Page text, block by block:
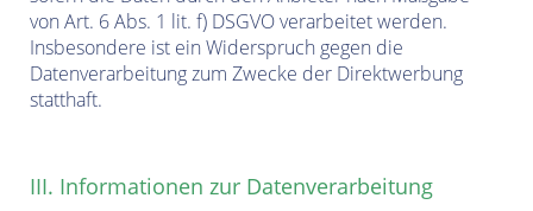
von Art. 6 Abs. 1 lit. f) DSGVO verarbeitet werden.
Insbesondere ist ein Widerspruch gegen die
Datenverarbeitung zum Zwecke der Direktwerbung
statthaft.
III. Informationen zur Datenverarbeitung